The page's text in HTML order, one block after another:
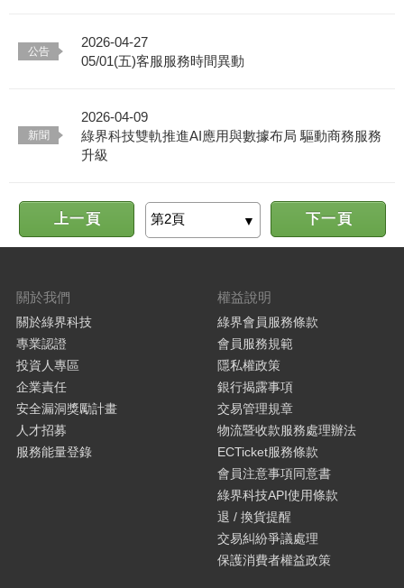
2026-04-27
05/01(五)客服服務時間異動
2026-04-09
綠界科技雙軌推進AI應用與數據布局 驅動商務服務
升級
上一頁 下一頁
關於我們
關於綠界科技
專業認證
投資人專區
企業責任
安全漏洞獎勵計畫
人才招募
服務能量登錄
權益說明
綠界會員服務條款
會員服務規範
隱私權政策
銀行揭露事項
交易管理規章
物流暨收款服務處理辦法
ECTicket服務條款
會員注意事項同意書
綠界科技API使用條款
退 / 換貨提醒
交易糾紛爭議處理
保護消費者權益政策